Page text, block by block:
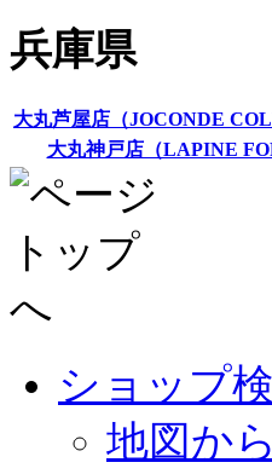
兵庫県
大丸芦屋店（JOCONDE
大丸神戸店（LAPINE
ショップ
地図か